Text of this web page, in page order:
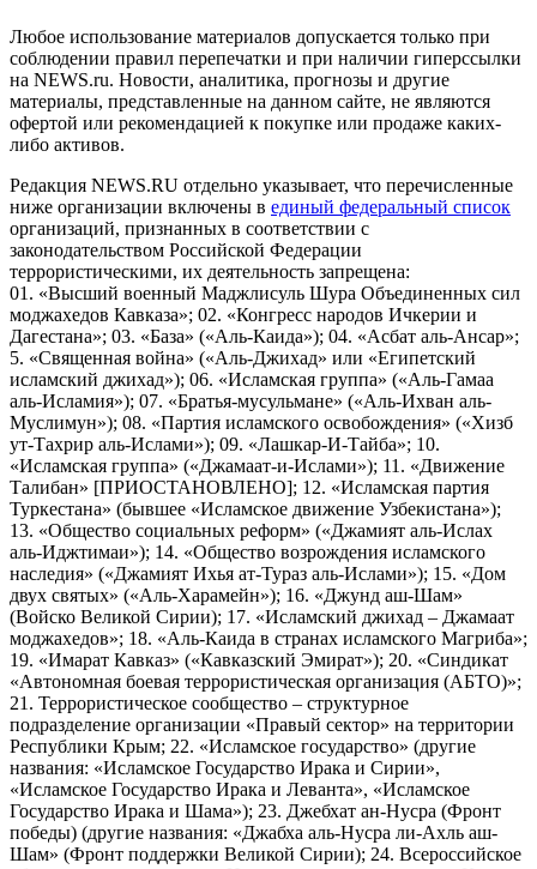
Любое использование материалов допускается только при
соблюдении правил перепечатки и при наличии гиперссылки
на NEWS.ru. Новости, аналитика, прогнозы и другие
материалы, представленные на данном сайте, не являются
офертой или рекомендацией к покупке или продаже каких-
либо активов.
Редакция NEWS.RU отдельно указывает, что перечисленные
ниже организации включены в единый федеральный список
организаций, признанных в соответствии с
законодательством Российской Федерации
террористическими, их деятельность запрещена:
01. «Высший военный Маджлисуль Шура Объединенных сил
моджахедов Кавказа»; 02. «Конгресс народов Ичкерии и
Дагестана»; 03. «База» («Аль-Каида»); 04. «Асбат аль-Ансар»;
5. «Священная война» («Аль-Джихад» или «Египетский
исламский джихад»); 06. «Исламская группа» («Аль-Гамаа
аль-Исламия»); 07. «Братья-мусульмане» («Аль-Ихван аль-
Муслимун»); 08. «Партия исламского освобождения» («Хизб
ут-Тахрир аль-Ислами»); 09. «Лашкар-И-Тайба»; 10.
«Исламская группа» («Джамаат-и-Ислами»); 11. «Движение
Талибан» [ПРИОСТАНОВЛЕНО]; 12. «Исламская партия
Туркестана» (бывшее «Исламское движение Узбекистана»);
13. «Общество социальных реформ» («Джамият аль-Ислах
аль-Иджтимаи»); 14. «Общество возрождения исламского
наследия» («Джамият Ихья ат-Тураз аль-Ислами»); 15. «Дом
двух святых» («Аль-Харамейн»); 16. «Джунд аш-Шам»
(Войско Великой Сирии); 17. «Исламский джихад – Джамаат
моджахедов»; 18. «Аль-Каида в странах исламского Магриба»;
19. «Имарат Кавказ» («Кавказский Эмират»); 20. «Синдикат
«Автономная боевая террористическая организация (АБТО)»;
21. Террористическое сообщество – структурное
подразделение организации «Правый сектор» на территории
Республики Крым; 22. «Исламское государство» (другие
названия: «Исламское Государство Ирака и Сирии»,
«Исламское Государство Ирака и Леванта», «Исламское
Государство Ирака и Шама»); 23. Джебхат ан-Нусра (Фронт
победы) (другие названия: «Джабха аль-Нусра ли-Ахль аш-
Шам» (Фронт поддержки Великой Сирии); 24. Всероссийское